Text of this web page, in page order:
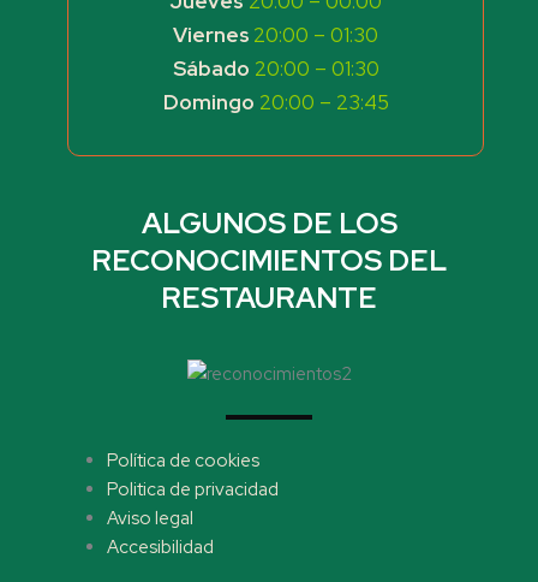
Viernes 20:00 – 01:30
Sábado 20:00 – 01:30
Domingo 20:00 – 23:45
ALGUNOS DE LOS
RECONOCIMIENTOS DEL
RESTAURANTE
Política de cookies
Politica de privacidad
Aviso legal
Accesibilidad
Menu